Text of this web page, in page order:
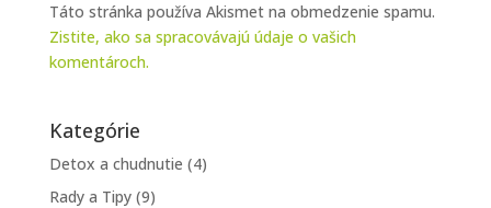
Táto stránka používa Akismet na obmedzenie spamu.
Zistite, ako sa spracovávajú údaje o vašich
komentároch.
Kategórie
Detox a chudnutie (4)
Rady a Tipy(9)